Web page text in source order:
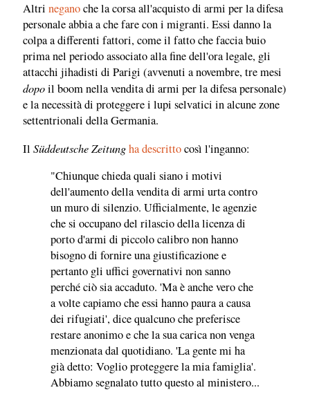
Altri neganoche la corsa all'acquisto di armi per la difesa
personale abbia a che fare con i migranti. Essi danno la
colpa a differenti fattori, come il fatto che faccia buio
prima nel periodo associato alla fine dell'ora legale, gli
attacchi jihadisti di Parigi (avvenuti a novembre, tre mesi
dopoil boom nella vendita di armi per la difesa personale)
e la necessità di proteggere i lupi selvatici in alcune zone
settentrionali della Germania.
Il Süddeutsche Zeitungha descrittocosì l'inganno:
"Chiunque chieda quali siano i motivi
dell'aumento della vendita di armi urta contro
un muro di silenzio. Ufficialmente, le agenzie
che si occupano del rilascio della licenza di
porto d'armi di piccolo calibro non hanno
bisogno di fornire una giustificazione e
pertanto gli uffici governativi non sanno
perché ciò sia accaduto. 'Ma è anche vero che
a volte capiamo che essi hanno paura a causa
dei rifugiati', dice qualcuno che preferisce
restare anonimo e che la sua carica non venga
menzionata dal quotidiano. 'La gente mi ha
già detto: Voglio proteggere la mia famiglia'.
Abbiamo segnalato tutto questo al ministero...